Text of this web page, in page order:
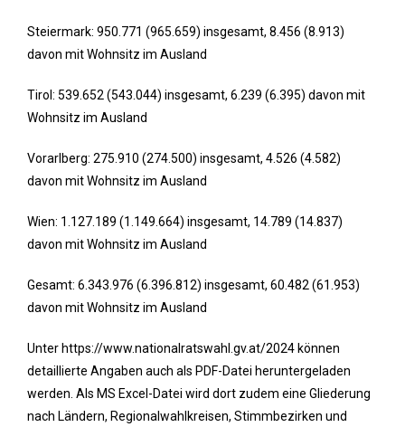
Steiermark: 950.771 (965.659) insgesamt, 8.456 (8.913)
davon mit Wohnsitz im Ausland
Tirol: 539.652 (543.044) insgesamt, 6.239 (6.395) davon mit
Wohnsitz im Ausland
Vorarlberg: 275.910 (274.500) insgesamt, 4.526 (4.582)
davon mit Wohnsitz im Ausland
Wien: 1.127.189 (1.149.664) insgesamt, 14.789 (14.837)
davon mit Wohnsitz im Ausland
Gesamt: 6.343.976 (6.396.812) insgesamt, 60.482 (61.953)
davon mit Wohnsitz im Ausland
Unter https://www.nationalratswahl.gv.at/2024 können
detaillierte Angaben auch als PDF-Datei heruntergeladen
werden. Als MS Excel-Datei wird dort zudem eine Gliederung
nach Ländern, Regionalwahlkreisen, Stimmbezirken und